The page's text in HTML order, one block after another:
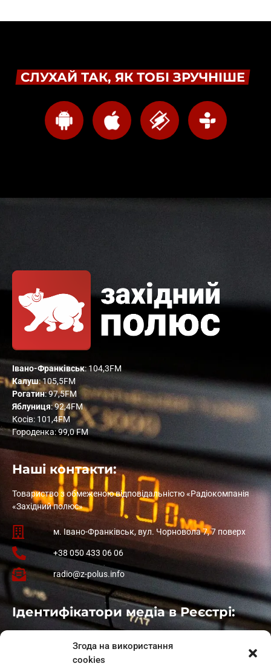
Згода на використання
cookies
СЛУХАЙ ТАК, ЯК ТОБІ ЗРУЧНІШЕ
Івано-Франківськ: 104,3FM
Калуш: 105,5FM
Рогатин: 97,5FM
Яблуниця: 92,4FM
Косів: 101,4FM
Городенка: 99,0 FM
Наші контакти:
Товариство з обмеженою відповідальністю «Радіокомпанія
«Західний полюс»
м. Івано-Франківськ, вул. Чорновола 7, 7 поверх
+38 050 433 06 06
radio@z-polus.info
Ідентифікатори медіа в Реєстрі:
: L11-01410
: L11-01801